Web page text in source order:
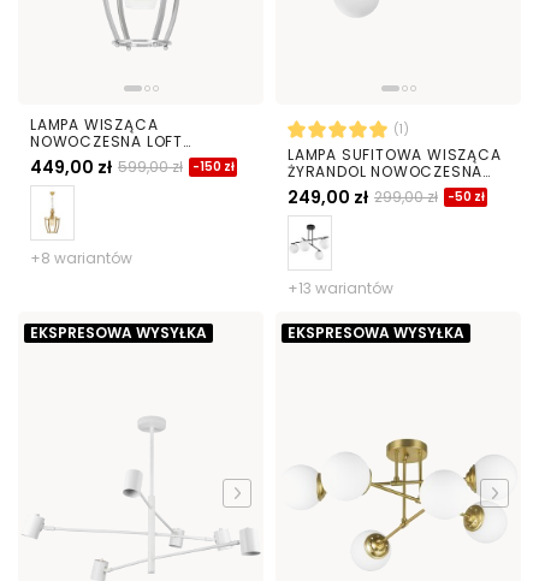
LAMPA WISZĄCA
NOWOCZESNA LOFT
CHROMOWANA BROOKLYN L1
449,00 zł 599,00 zł -150 zł
+8 wariantów
(1)
LAMPA SUFITOWA WISZĄCA
ŻYRANDOL NOWOCZESNA
ZŁOTO KLASYCZNE BIAŁE
KULE LEDO 4
249,00 zł 299,00 zł -50 zł
+13 wariantów
EKSPRESOWA WYSYŁKA EKSPRESOWA WYSYŁKA